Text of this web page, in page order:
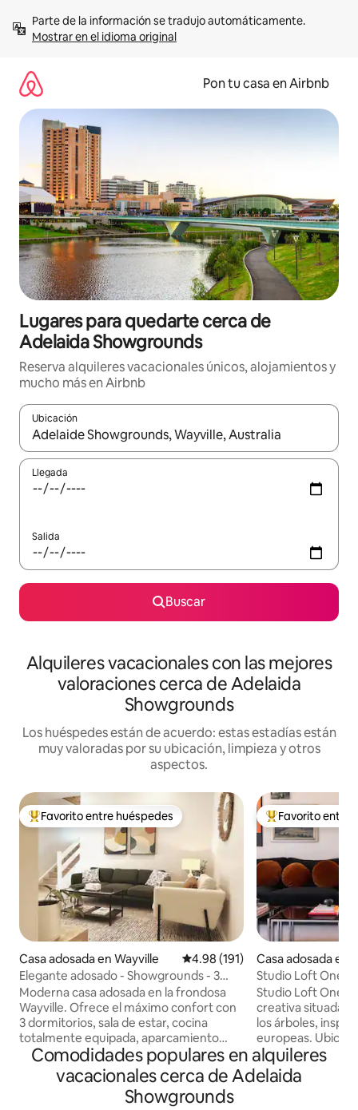
contenidoMostrar en el idioma original
Pon tu casa en Airbnb
Lugares para quedarte cerca de
Adelaida Showgrounds
Reserva alquileres vacacionales únicos, alojamientos y
mucho más en Airbnb
Ubicación
Cuando los resultados estén disponibles, navega con las
Llegada
Salida
Buscar
Alquileres vacacionales con las mejores
valoraciones cerca de Adelaida
Showgrounds
Los huéspedes están de acuerdo: estas estadías están
muy valoradas por su ubicación, limpieza y otros
aspectos.
Favorito entre huéspedes preferido
Favorito entre huéspedes
Casa adosada en Wayville Calificación promedio: 4.98 de
4.98 (191)
Elegante adosado - Showgrounds - 3
camas - Aparcamiento
Moderna casa adosada en la frondosa
Wayville. Ofrece el máximo confort con
3 dormitorios, sala de estar, cocina
totalmente equipada, aparcamiento
seguro y jardín en el patio. Cómoda
calefacción/refrigeración de ciclo
inverso en todas partes. Desde las
puertas francesas del dormitorio
Favorito entre
Favorito entre
Casa adosada en
laide
Studio Loft One
Emoción al llegar
Studio Loft One. Es una escapada
creativa situada
los árboles,
europeas.
calles cuidadas,
perfecto para
beber vino, un
Comodidades populares en alquileres
vacacionales cerca de Adelaida
Showgrounds